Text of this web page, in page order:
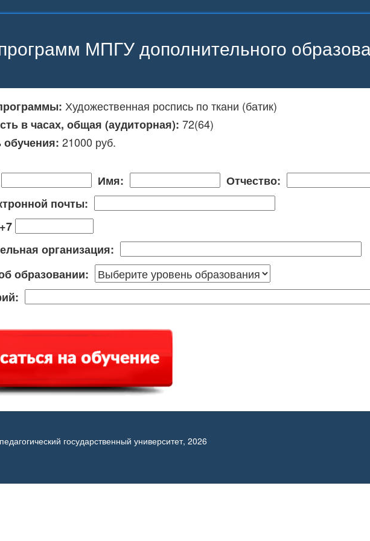
МПГУ дополнительного
Художественная роспись по ткани (батик)
в часах, общая (аудиторная): 72(64)
21000 руб.
Имя:
Отчество:
почты:
организация:
образовании:
государственный университет, 2026